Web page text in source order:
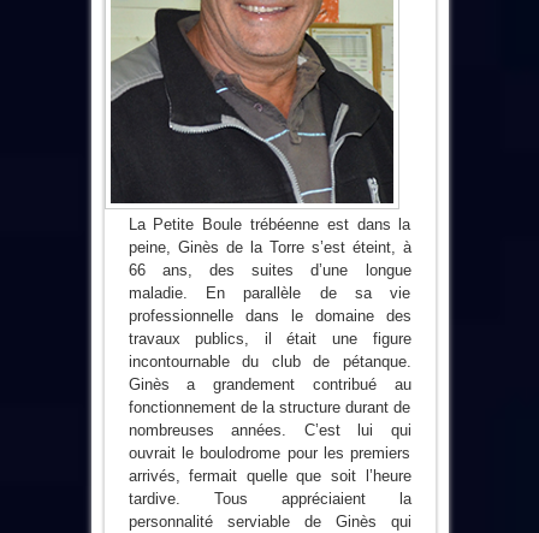
La Petite Boule trébéenne est dans la
peine, Ginès de la Torre s’est éteint, à
66 ans, des suites d’une longue
maladie. En parallèle de sa vie
professionnelle dans le domaine des
travaux publics, il était une figure
incontournable du club de pétanque.
Ginès a grandement contribué au
fonctionnement de la structure durant de
nombreuses années. C’est lui qui
ouvrait le boulodrome pour les premiers
arrivés, fermait quelle que soit l’heure
tardive. Tous appréciaient la
personnalité serviable de Ginès qui